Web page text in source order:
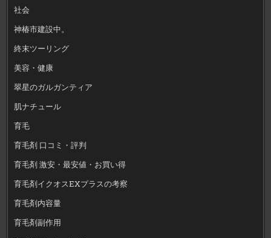
社会
神椿市建設中。
終末ツーリング
美容・健康
翠星のガルガンティア
肌ナチュール
育毛
育毛剤 口コミ・評判
育毛剤 激安・最安値・お買い得
育毛剤イクオスEXプラスの考察
育毛剤内容量
育毛剤副作用